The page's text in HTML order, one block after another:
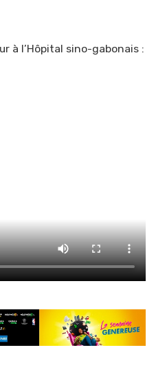
à l’Hôpital sino-gabonais :